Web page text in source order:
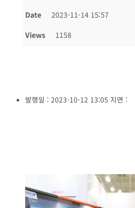
Date
2023-11-14 15:57
Views
1158
발행일 : 2023-10-12 13:05 지면 :